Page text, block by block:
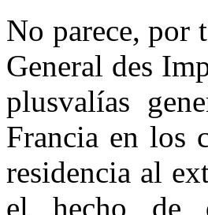
No parece, por
General des
plusvalías
Francia en los
residencia al
el hecho de